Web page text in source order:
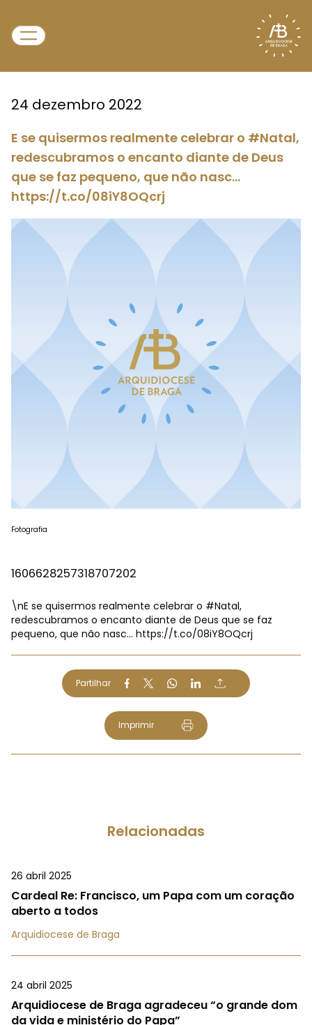
24 dezembro 2022
E se quisermos realmente celebrar o #Natal,
redescubramos o encanto diante de Deus
que se faz pequeno, que não nasc…
https://t.co/08iY8OQcrj
Fotografia
1606628257318707202
\nE se quisermos realmente celebrar o #Natal,
redescubramos o encanto diante de Deus que se faz
pequeno, que não nasc… https://t.co/08iY8OQcrj
Partilhar
Imprimir
Relacionadas
26 abril 2025
Cardeal Re: Francisco, um Papa com um coração
aberto a todos
Arquidiocese de Braga
24 abril 2025
Arquidiocese de Braga agradeceu “o grande dom
da vida e ministério do Papa”